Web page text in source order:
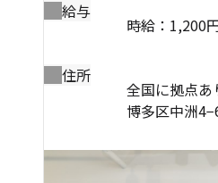
給与
時給：1,200
住所
全国に拠点
博多区中洲